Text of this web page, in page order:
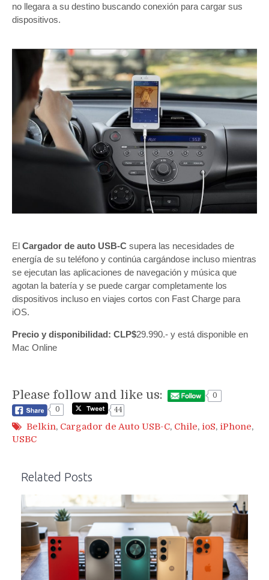
no llegara a su destino buscando conexión para cargar sus
dispositivos.
El Cargador de auto USB-C supera las necesidades de
energía de su teléfono y continúa cargándose incluso mientras
se ejecutan las aplicaciones de navegación y música que
agotan la batería y se puede cargar completamente los
dispositivos incluso en viajes cortos con Fast Charge para
iOS.
Precio y disponibilidad: CLP$29.990.- y está disponible en
Mac Online
Please follow and like us:
0
0
44
Belkin, Cargador de Auto USB-C, Chile, ioS, iPhone,
USBC
Related Posts